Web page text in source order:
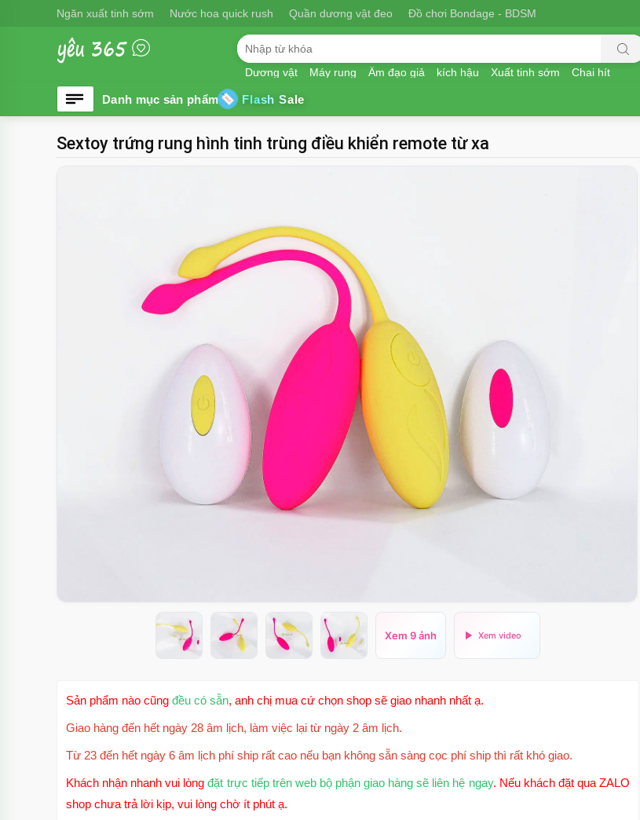
Ngăn xuất tinh sớm Nước hoa quick rush Quần dương vật đeo Đồ chơi Bondage - BDSM
Dương vật Máy rung Âm đạo giả kích hậu Xuất tinh sớm Chai hít
Flash Sale
Sextoy trứng rung hình tinh trùng điều khiển remote từ xa
Xem 9 ảnh
Sản phẩm nào cũng đều có sẵn, anh chị mua cứ chọn shop sẽ giao nhanh nhất ạ.
Giao hàng đến hết ngày 28 âm lịch, làm việc lại từ ngày 2 âm lịch.
Từ 23 đến hết ngày 6 âm lịch phí ship rất cao nếu bạn không sẵn sàng cọc phí ship thì rất khó giao.
Khách nhận nhanh vui lòngđặt trực tiếp trên web bộ phận giao hàng sẽ liên hệ ngay. Nếu khách đặt qua ZALO
shop chưa trả lời kịp, vui lòng chờ ít phút ạ.